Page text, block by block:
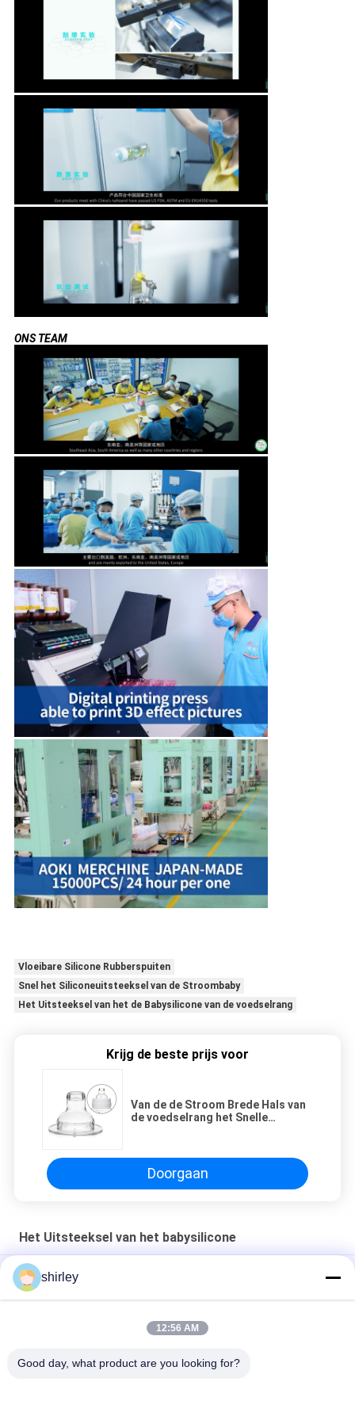
ONS TEAM
Vloeibare Silicone Rubberspuiten
Snel het Siliconeuitsteeksel van de Stroombaby
Het Uitsteeksel van het de Babysilicone van de voedselrang
Krijg de beste prijs voor
Van de de Stroom Brede Hals van
de voedselrang het Snelle
Doorgaan
Het Uitsteeksel van het babysilicone
Eerste benodigdheden Silicone babyfles Nippels, trage stroom
Fabrieksstandaard Neck Baby Nipple BPA-vrij Liquid Silicone
shirley
12:56 AM
Good day, what product are you looking for?